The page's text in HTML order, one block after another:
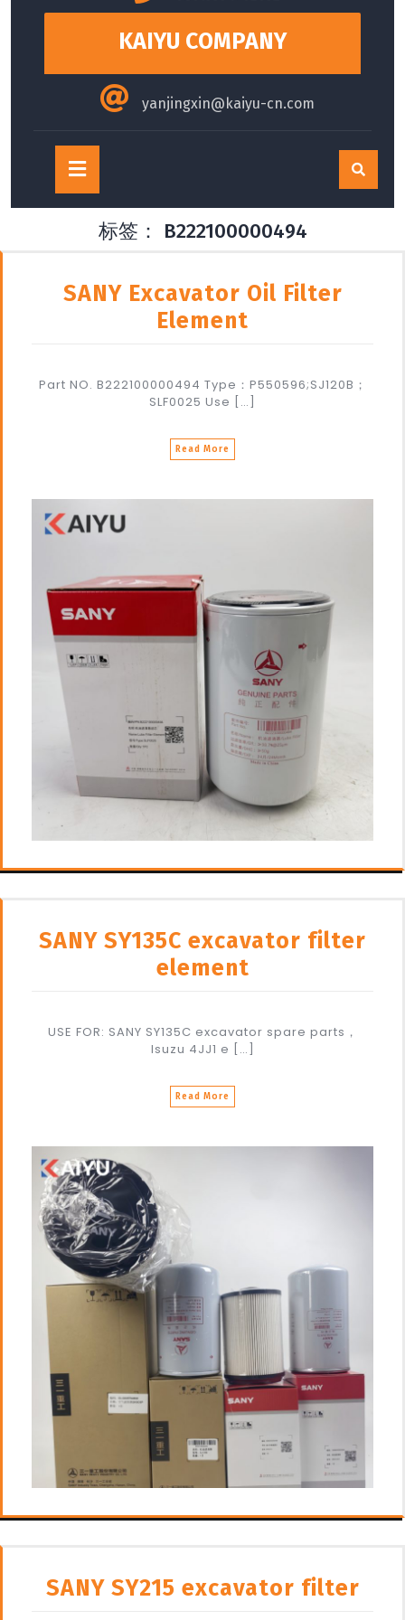
KAIYU COMPANY
yanjingxin@kaiyu-cn.com
Open
Button
标签： B222100000494
SANY Excavator Oil Filter
Element
Part NO. B222100000494 Type：P550596;SJ120B；
SLF0025 Use […]
Read More
SANY SY135C excavator filter
element
USE FOR: SANY SY135C excavator spare parts，
Isuzu 4JJ1 e […]
Read More
SANY SY215 excavator filter